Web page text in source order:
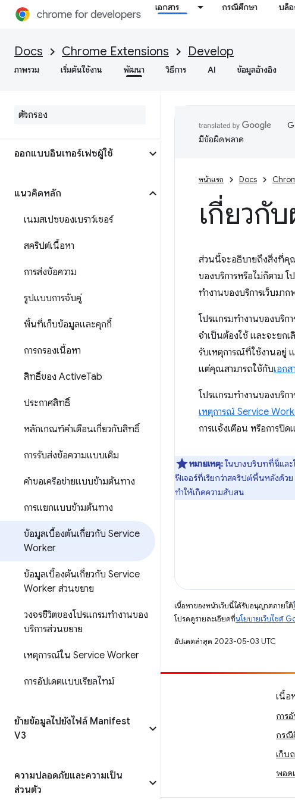
เอกสาร กรณีศึกษา บล็
Docs Chrome Extensions Develop
ภาพรวม เริ่มต้นใช้งาน พัฒนา วิธีการ AI ข้อมูลอ้างอิง
บทนำ
ออกแบบอินเทอร์เฟซผู้ใช้
แนวคิดหลัก
เนมสเปซของเบราว์เซอร์
สคริปต์เนื้อหา
การส่งข้อความ
รูปแบบการจับคู่
พื้นที่เก็บข้อมูลและคุกกี้
การกรองเนื้อหา
สิทธิ์ของ ActiveTab
ประกาศสิทธิ์
หลักเกณฑ์คำเตือนเกี่ยวกับสิทธิ์
การรับส่งข้อความแบบเดิม
คำขอเครือข่ายแบบข้ามต้นทาง
การแยกแบบข้ามต้นทาง
ข้อมูลเบื้องต้นเกี่ยวกับ Service
Worker
ข้อมูลเบื้องต้นเกี่ยวกับ Service
Worker ส่วนขยาย
วงจรชีวิตของโปรแกรมทำงานของ
บริการส่วนขยาย
เหตุการณ์ใน Service Worker
การอัปเดตแบบเรียลไทม์
ย้ายข้อมูลไปยังไฟล์ Manifest
V3
ความปลอดภัยและความเป็น
ส่วนตัว
มีข้อผิดพลาด
หน้าแรก Docs
เกี่ยวกั
ส่วนนี้จะอธิบายถึงสิ่งที่คุ
ของบริการหรือไม่ก็ตาม
ทำงานของบริการเว็บมา
โปรแกรมทำงานของบริก
จำเป็นต้องใช้ และจะยกเ
รับเหตุการณ์ที่ใช้งานอยู่
แต่คุณสามารถใช้กับเอก
โปรแกรมทำงานของบริก
เหตุการณ์ Service
การแจ้งเตือน หรือการปิ
หมายเหตุ:ในบางบริบทที่นี่และ
ฟีเจอร์ที่เรียกว่าสคริปต์พื้นหลังด้วย
ทำให้เกิดความสับสน
เนื้อหาของหน้าเว็บนี้ได้รับอนุญาตภายใต้
โปรดดูรายละเอียดที่นโยบายเว็บไซต์
อัปเดตล่าสุด 2023-05-03 UTC
รายงานข้อบกพร่อง
ดูประเด็นที่เปิดอยู่
เนื้อ
การ
กรณี
เก็บ
พอด